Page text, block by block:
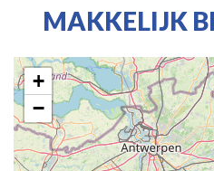
MAKKELIJK
+
−